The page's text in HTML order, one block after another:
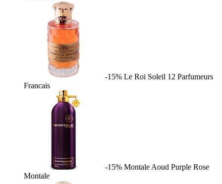
-15% Le Roi Soleil 12 Parfumeurs
Francais
-15% Montale Aoud Purple Rose
Montale